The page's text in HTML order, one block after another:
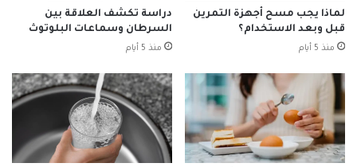
فريق جراحة تجميل الأطفال بالونات تحت الجلد؛ بهدف تمديد الجلد على
مدى أشهر ليتسنى إمكانية تغطية الفراغ بعد الفصل.
وأعرب ذوو التوأم من جانبهم عن شكرهم وامتنانهم لخادم الحرمين
الطبي المختص بإجراء عملية فصل التوأم وتقديم العلاج اللازم لهما،
مشيدين بما تقوم به المملكة من عمل إنساني كبير، مقدرين حفاوة
الاستقبال وكرم الضيافة خلال إقامتهما في المملكة.
لماذا يجب مسح أجهزة التمرين
قبل وبعد الاستخدام؟
منذ 5 أيام
دراسة تكشف العلاقة بين
السرطان وسماعات البلوتوث
منذ 5 أيام